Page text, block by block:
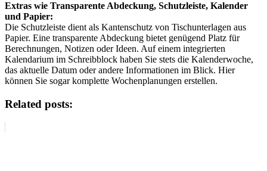
Extras wie Transparente Abdeckung, Schutzleiste, Kalender
und Papier:
Die Schutzleiste dient als Kantenschutz von Tischunterlagen aus
Papier. Eine transparente Abdeckung bietet genügend Platz für
Berechnungen, Notizen oder Ideen. Auf einem integrierten
Kalendarium im Schreibblock haben Sie stets die Kalenderwoche,
das aktuelle Datum oder andere Informationen im Blick. Hier
können Sie sogar komplette Wochenplanungen erstellen.
Related posts: